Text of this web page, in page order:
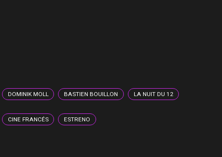
DOMINIK MOLL BASTIEN BOUILLON LA NUIT DU 12
CINE FRANCÉS ESTRENO